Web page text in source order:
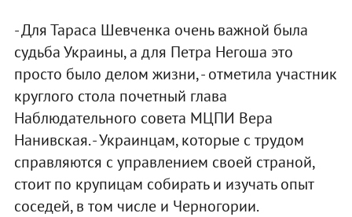
- Для Тараса Шевченка очень важной была
судьба Украины, а для Петра Негоша это
просто было делом жизни, - отметила участник
круглого стола почетный глава
Наблюдательного совета МЦПИ Вера
Нанивская. - Украинцам, которые с трудом
справляются с управлением своей страной,
стоит по крупицам собирать и изучать опыт
соседей, в том числе и Черногории.